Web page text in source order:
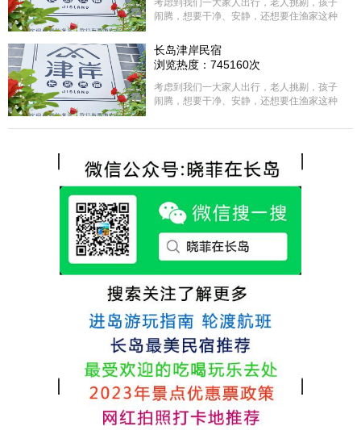
考虑到我们一大家人出行，老人挑剔，孩子
闹腾，想要干净、安静，还想要住渔家这种
选择津岸民宿，实际体验客房很干净，饭菜
方面家里老人也很满意，整体饭菜给搭配的
很好，每顿饭也不重样的，海鲜确实是非常
的新鲜呢，另外值得一提的是，他家的海菜
包子非常好吃。 其实长岛可选的酒店、民宿
各不相同，可以根据自己的喜好选择。非常
热情，能根据我提出的需求来安排房间，这
点很好。
长岛津岸民宿
浏览热度：745160次
考虑到我们一大家人出行，老人挑剔，孩子
闹腾，想要干净、安静，还想要住渔家这种
选择津岸民宿，实际体验客房很干净，饭菜
很好，每顿饭也不重样的，海鲜确实是非常
的新鲜呢，另外值得一提的是，他家的海菜
包子非常好吃。 其实长岛可选的酒店、民宿
各不相同，可以根据自己的喜好选择。非常
推荐津岸民宿，关键是老板娘晓菲很细心、
热情，能根据我提出的需求来安排房间，这
点很好。